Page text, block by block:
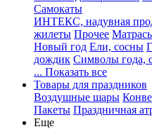
Самокаты
ИНТЕКС, надувная
жилеты Прочее
Новый год Ели, сосны
дождик Символы года,
... Показать все
Товары для праздников
Воздушные шары
Пакеты Праздничная
Еще